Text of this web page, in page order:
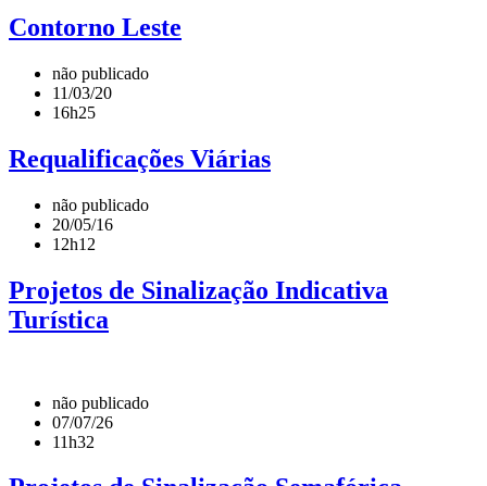
Contorno Leste
não publicado
11/03/20
16h25
Requalificações Viárias
não publicado
20/05/16
12h12
Projetos de Sinalização Indicativa
Turística
não publicado
07/07/26
11h32